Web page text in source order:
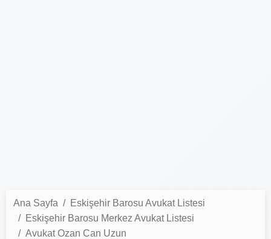
Ana Sayfa
Eskişehir Barosu Avukat Listesi
Eskişehir Barosu Merkez Avukat Listesi
Avukat Ozan Can Uzun